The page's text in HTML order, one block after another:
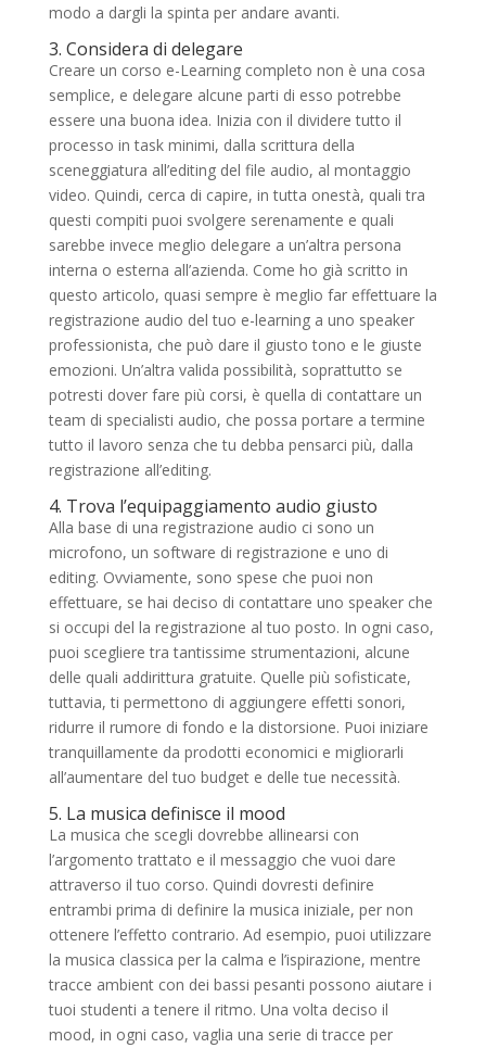
modo a dargli la spinta per andare avanti.
3. Considera di delegare
Creare un corso e-Learning completo non è una cosa
semplice, e delegare alcune parti di esso potrebbe
essere una buona idea. Inizia con il dividere tutto il
processo in task minimi, dalla scrittura della
sceneggiatura all’editing del file audio, al montaggio
video. Quindi, cerca di capire, in tutta onestà, quali tra
questi compiti puoi svolgere serenamente e quali
sarebbe invece meglio delegare a un’altra persona
interna o esterna all’azienda. Come ho già scritto in
questo articolo, quasi sempre è meglio far effettuare la
registrazione audio del tuo e-learning a uno speaker
professionista, che può dare il giusto tono e le giuste
emozioni. Un’altra valida possibilità, soprattutto se
potresti dover fare più corsi, è quella di contattare un
team di specialisti audio, che possa portare a termine
tutto il lavoro senza che tu debba pensarci più, dalla
registrazione all’editing.
4. Trova l’equipaggiamento audio giusto
Alla base di una registrazione audio ci sono un
microfono, un software di registrazione e uno di
editing. Ovviamente, sono spese che puoi non
effettuare, se hai deciso di contattare uno speaker che
si occupi del la registrazione al tuo posto. In ogni caso,
puoi scegliere tra tantissime strumentazioni, alcune
delle quali addirittura gratuite. Quelle più sofisticate,
tuttavia, ti permettono di aggiungere effetti sonori,
ridurre il rumore di fondo e la distorsione. Puoi iniziare
tranquillamente da prodotti economici e migliorarli
all’aumentare del tuo budget e delle tue necessità.
5. La musica definisce il mood
La musica che scegli dovrebbe allinearsi con
l’argomento trattato e il messaggio che vuoi dare
attraverso il tuo corso. Quindi dovresti definire
entrambi prima di definire la musica iniziale, per non
ottenere l’effetto contrario. Ad esempio, puoi utilizzare
la musica classica per la calma e l’ispirazione, mentre
tracce ambient con dei bassi pesanti possono aiutare i
tuoi studenti a tenere il ritmo. Una volta deciso il
mood, in ogni caso, vaglia una serie di tracce per